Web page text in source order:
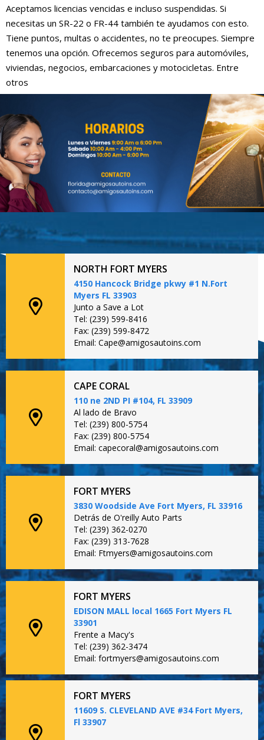
Aceptamos licencias vencidas e incluso suspendidas. Si
necesitas un SR-22 o FR-44 también te ayudamos con esto.
Tiene puntos, multas o accidentes, no te preocupes. Siempre
tenemos una opción. Ofrecemos seguros para automóviles,
viviendas, negocios, embarcaciones y motocicletas. Entre
otros
NORTH FORT MYERS
4150 Hancock Bridge pkwy #1 N.Fort
Myers FL 33903
Junto a Save a Lot
Tel: (239) 599-8416
Fax: (239) 599-8472
Email: Cape@amigosautoins.com
CAPE CORAL
110 ne 2ND PI #104, FL 33909
Al lado de Bravo
Tel: (239) 800-5754
Fax: (239) 800-5754
Email: capecoral@amigosautoins.com
FORT MYERS
3830 Woodside Ave Fort Myers, FL 33916
Detrás de O'reilly Auto Parts
Tel: (239) 362-0270
Fax: (239) 313-7628
Email: Ftmyers@amigosautoins.com
FORT MYERS
EDISON MALL local 1665 Fort Myers FL
33901
Frente a Macy's
Tel: (239) 362-3474
Email: fortmyers@amigosautoins.com
FORT MYERS
11609 S. CLEVELAND AVE #34 Fort Myers,
Fl 33907